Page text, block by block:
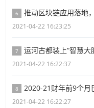
6 推动区块链应用落地
2021-04-22 16:23:25
7 运河古都装上“智慧
2021-04-22 16:22:37
8 2020-21财年前9个月
2021-04-22 16:22:27